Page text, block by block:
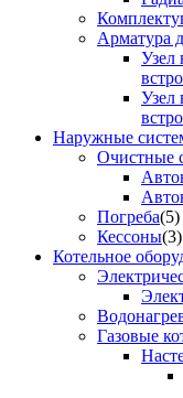
Арматура
Узел
Узел
Наружные
Очистные
Погреба(5)
Кессоны(3)
Котельное
Газовые